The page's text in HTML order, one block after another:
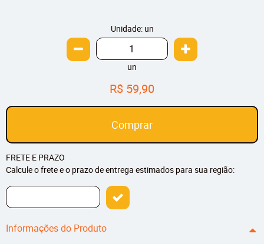
Unidade: un
un
R$ 59,90
Comprar
FRETE E PRAZO
Calcule o frete e o prazo de entrega estimados para sua região:
Informações do Produto